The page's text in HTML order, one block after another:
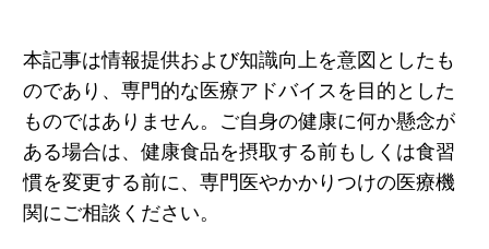
本記事は情報提供および知識向上を意図としたも
のであり、専門的な医療アドバイスを目的とした
ものではありません。ご自身の健康に何か懸念が
ある場合は、健康食品を摂取する前もしくは食習
慣を変更する前に、専門医やかかりつけの医療機
関にご相談ください。